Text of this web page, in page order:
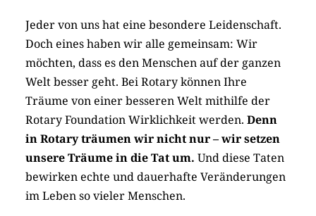
Jeder von uns hat eine besondere Leidenschaft.
Doch eines haben wir alle gemeinsam: Wir
möchten, dass es den Menschen auf der ganzen
Welt besser geht. Bei Rotary können Ihre
Träume von einer besseren Welt mithilfe der
Rotary Foundation Wirklichkeit werden. Denn
in Rotary träumen wir nicht nur – wir setzen
unsere Träume in die Tat um. Und diese Taten
bewirken echte und dauerhafte Veränderungen
im Leben so vieler Menschen.